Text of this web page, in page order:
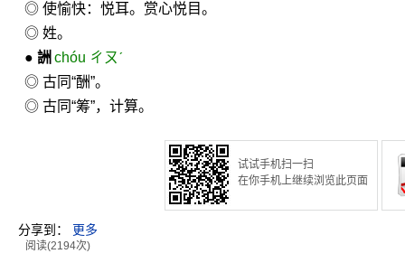
◎ 使愉快：悦耳。赏心悦目。
◎ 姓。
● 詶 chóu ㄔㄡˊ
◎ 古同“酬”。
◎ 古同“筹”，计算。
试试手机扫一扫
在你手机上继续浏览此页面
分享到： 更多
阅读(2194次)